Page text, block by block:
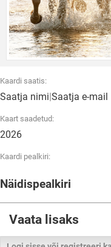
Kaardi saatis:
Saatja nimi|Saatja e-mail
Kaart saadetud:
2026
Kaardi pealkiri:
Näidispealkiri
Vaata lisaks